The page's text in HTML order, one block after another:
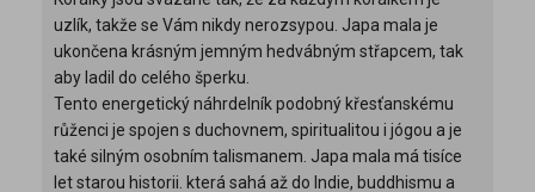
uzlík, takže se Vám nikdy nerozsypou. Japa mala je
ukončena krásným jemným hedvábným střapcem, tak
aby ladil do celého šperku.
Tento energetický náhrdelník podobný křesťanskému
růženci je spojen s duchovnem, spiritualitou i jógou a je
také silným osobním talismanem. Japa mala má tisíce
let starou historii. která sahá až do Indie, buddhismu a